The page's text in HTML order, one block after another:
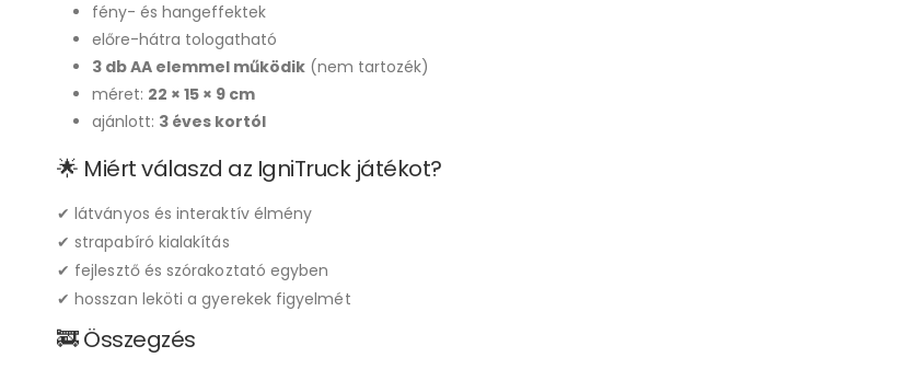
fény- és hangeffektek
előre-hátra tologatható
3 db AA elemmel működik (nem tartozék)
méret: 22 × 15 × 9 cm
ajánlott: 3 éves kortól
🌟 Miért válaszd az IgniTruck játékot?
✔ látványos és interaktív élmény
✔ strapabíró kialakítás
✔ fejlesztő és szórakoztató egyben
✔ hosszan leköti a gyerekek figyelmét
🚒 Összegzés